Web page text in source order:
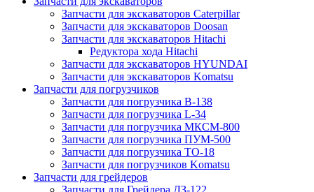
Запчасти для экскаваторов Caterpillar
Запчасти для экскаваторов Doosan
Запчасти для экскаваторов Hitachi
Редуктора хода Hitachi
Запчасти для экскаваторов HYUNDAI
Запчасти для экскаваторов Komatsu
Запчасти для погрузчиков
Запчасти для погрузчика B-138
Запчасти для погрузчика L-34
Запчасти для погрузчика МКСМ-800
Запчасти для погрузчика ПУМ-500
Запчасти для погрузчика ТО-18
Запчасти для погрузчиков Komatsu
Запчасти для грейдеров
Запчасти для Грейдера ДЗ-122